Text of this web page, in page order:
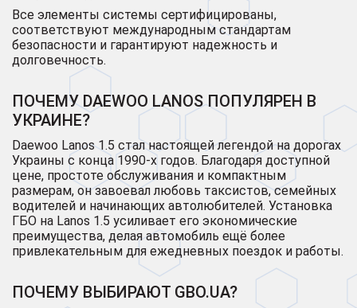
Все элементы системы сертифицированы,
соответствуют международным стандартам
безопасности и гарантируют надежность и
долговечность.
ПОЧЕМУ DAEWOO LANOS ПОПУЛЯРЕН В
УКРАИНЕ?
Daewoo Lanos 1.5 стал настоящей легендой на дорогах
Украины с конца 1990-х годов. Благодаря доступной
цене, простоте обслуживания и компактным
размерам, он завоевал любовь таксистов, семейных
водителей и начинающих автолюбителей. Установка
ГБО на Lanos 1.5 усиливает его экономические
преимущества, делая автомобиль ещё более
привлекательным для ежедневных поездок и работы.
ПОЧЕМУ ВЫБИРАЮТ GBO.UA?